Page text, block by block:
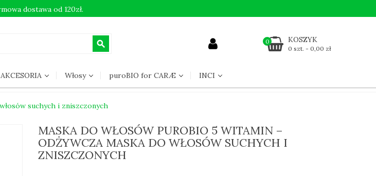
search KOSZYK
0 szt. - 0,00 zł
0
AKCESORIA Włosy puroBIO for CARÆ INCI
dostawa od 120zł.
suchych i zniszczonych
MASKA DO WŁOSÓW PUROBIO 5 WITAMIN –
ODŻYWCZA MASKA DO WŁOSÓW SUCHYCH I
ZNISZCZONYCH